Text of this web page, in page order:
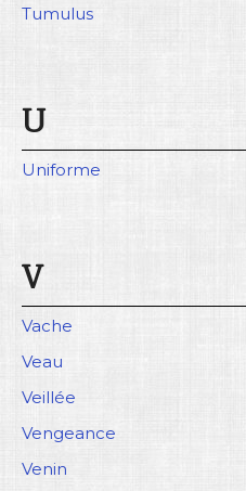
Tumulus
U
Uniforme
V
Vache
Veau
Veillée
Vengeance
Venin